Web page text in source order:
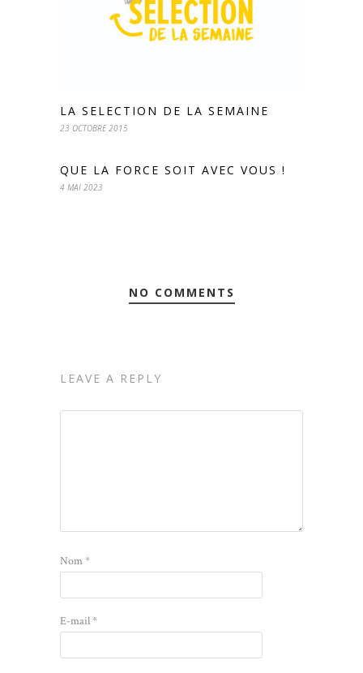
LA SELECTION DE LA SEMAINE
23 OCTOBRE 2015
QUE LA FORCE SOIT AVEC VOUS !
4 MAI 2023
NO COMMENTS
LEAVE A REPLY
Nom*
E-mail*